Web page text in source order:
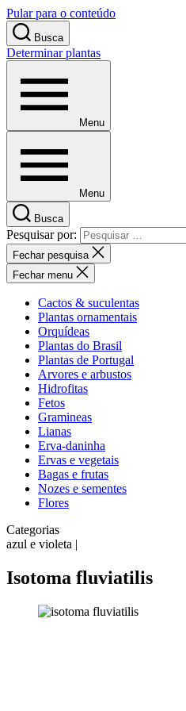
Pular para o conteúdo
Busca
Determinar plantas
Menu
Menu
Busca
Pesquisar por:
Fechar pesquisa
Fechar menu
Cactos & suculentas
Plantas ornamentais
Orquídeas
Plantas do Brasil
Plantas de Portugal
Arvores e arbustos
Hidrofitas
Fetos
Gramineas
Lianas
Erva-daninha
Ervas e vegetais
Bagas e frutas
Nozes e sementes
Flores
Categorias
azul e violeta |
Isotoma fluviatilis